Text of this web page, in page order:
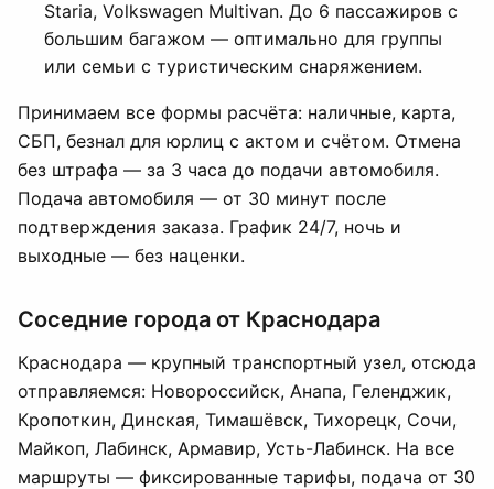
Staria, Volkswagen Multivan. До 6 пассажиров с
большим багажом — оптимально для группы
или семьи с туристическим снаряжением.
Принимаем все формы расчёта: наличные, карта,
СБП, безнал для юрлиц с актом и счётом. Отмена
без штрафа — за 3 часа до подачи автомобиля.
Подача автомобиля — от 30 минут после
подтверждения заказа. График 24/7, ночь и
выходные — без наценки.
Соседние города от Краснодара
Краснодара — крупный транспортный узел, отсюда
отправляемся: Новороссийск, Анапа, Геленджик,
Кропоткин, Динская, Тимашёвск, Тихорецк, Сочи,
Майкоп, Лабинск, Армавир, Усть-Лабинск. На все
маршруты — фиксированные тарифы, подача от 30